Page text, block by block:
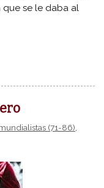
se le daba al
(71-86),